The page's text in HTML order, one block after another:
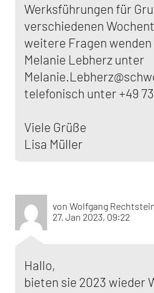
Werksführungen für
verschiedenen
weitere Fragen wenden
Melanie Lebherz unter
telefonisch unter +49
Viele Grüße
Lisa Müller
von Wolfgang
27. Jan 2023, 09:22
Hallo,
bieten sie 2023 wieder